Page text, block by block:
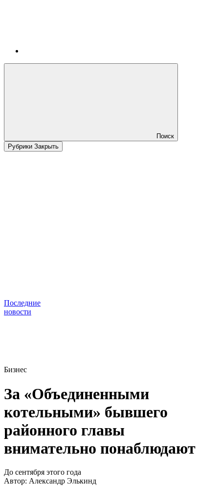
Поиск
Рубрики Закрыть
Последние
новости
Бизнес
За «Объединенными
котельными» бывшего
районного главы
внимательно понаблюдают
До сентября этого года
Автор: Александр Элькинд